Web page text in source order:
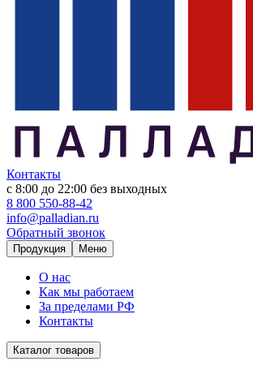
Контакты
с 8:00 до 22:00 без выходных
8 800 550-88-42
info@palladian.ru
Обратный звонок
Продукция Меню
О нас
Как мы работаем
За пределами РФ
Контакты
Каталог товаров